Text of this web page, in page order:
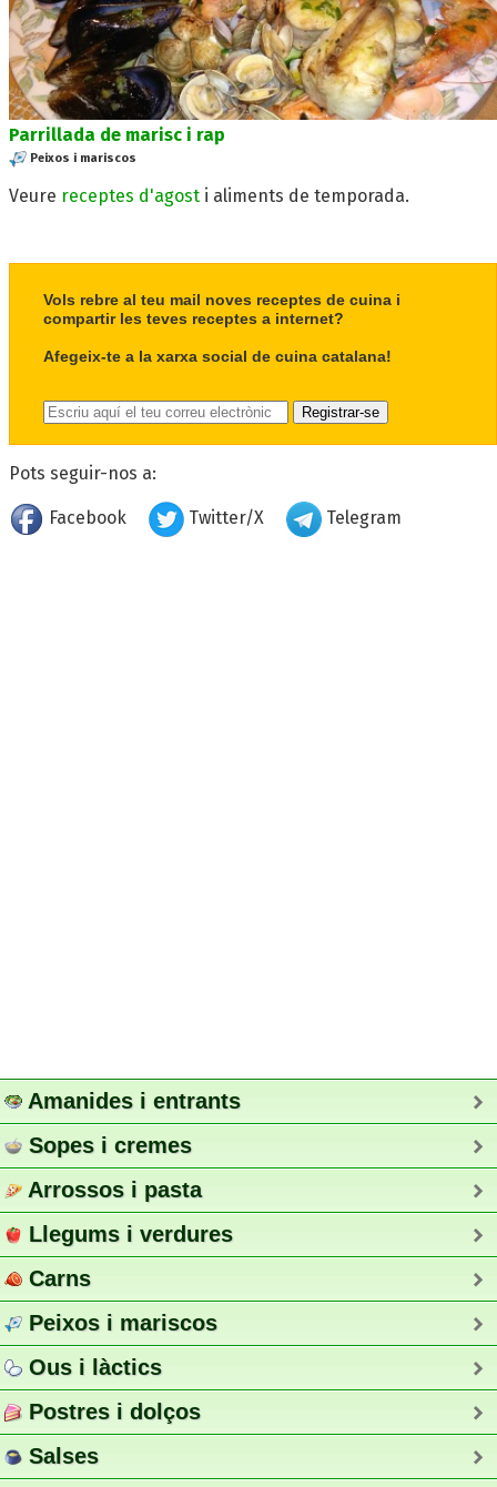
Parrillada de marisc i rap
Peixos i mariscos
Veure receptes d'agost i aliments de temporada.
Vols rebre al teu mail noves receptes de cuina i
compartir les teves receptes a internet?
Afegeix-te a la xarxa social de cuina catalana!
Pots seguir-nos a:
Facebook Twitter/X Telegram
Amanides i entrants
Sopes i cremes
Arrossos i pasta
Llegums i verdures
Carns
Peixos i mariscos
Ous i làctics
Postres i dolços
Salses